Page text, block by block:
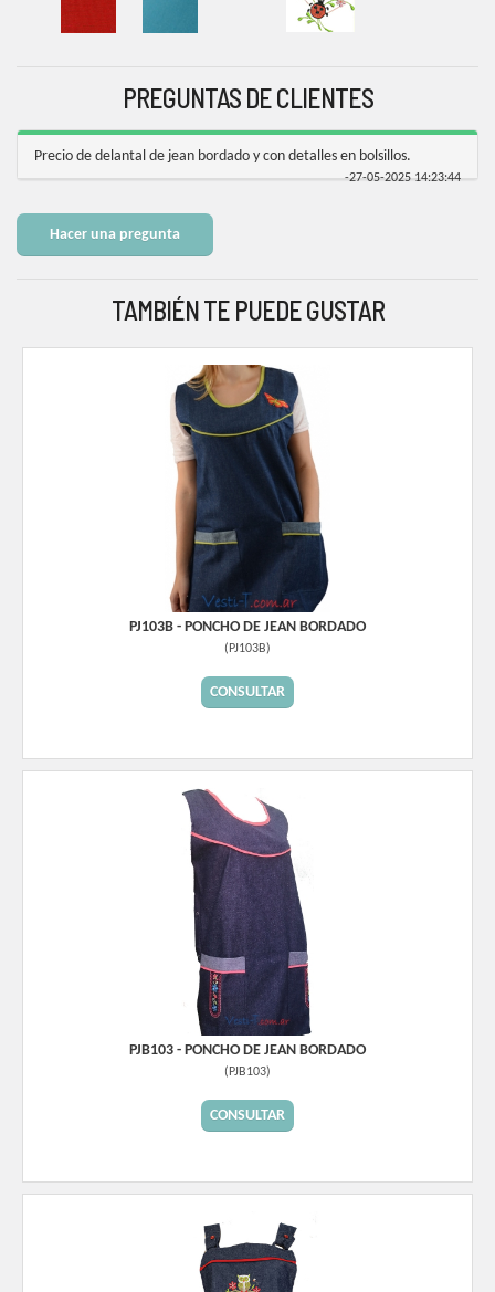
PREGUNTAS DE CLIENTES
Precio de delantal de jean bordado y con detalles en bolsillos.
-27-05-2025 14:23:44
Hacer una pregunta
TAMBIÉN TE PUEDE GUSTAR
PJ103B - PONCHO DE JEAN BORDADO
( PJ103B)
CONSULTAR
PJB103 - PONCHO DE JEAN BORDADO
( PJB103)
CONSULTAR